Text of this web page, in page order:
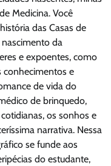
Medicina. Você
das Casas de
da
e expoentes, como
conhecimentos e
de vida do
de brinquedo,
os sonhos e
narrativa. Nessa
se funde aos
do estudante,